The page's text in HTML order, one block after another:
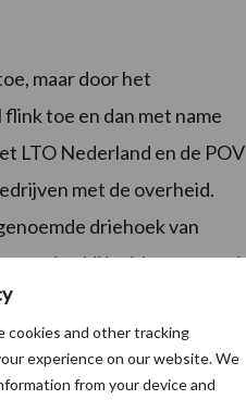
cookies and other tracking
experience on our website. We
from your device and
maar door het
toe en dan met name
LTO Nederland en de POV
met de overheid.
driehoek van
worden bij incidenten rond